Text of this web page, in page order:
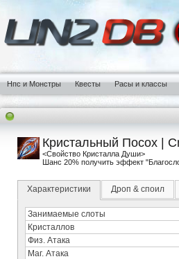
Нпс и Монстры Квесты Расы и классы
Кристальный Посох |
<Свойство Кристалла Души>
Шанс 20% получить эффект
Характеристики Дроп & споил
Занимаемые слоты
Кристаллов
Физ. Атака
Маг. Атака